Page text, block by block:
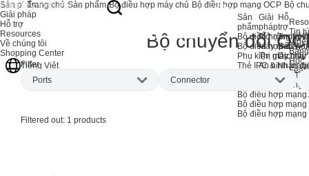
Sản
phẩm
Bộ điều hợp máy
Bộ điều hợp máy
Phụ kiện máy chủ
Thẻ IPC & Nhận
Thẻ máy trạm /
Sản phẩm ngừng
Bộ điều hợp mạng
Bộ điều hợp mạng
Bộ điều hợp
Giải
pháp
Mở rộng bộ
Máy chủ
Thị giác máy
An ninh
Hỗ
trợ
Trung
Câu
Dịch vụ
Tin
Học
Sản phẩm
Giải pháp
Hỗ trợ
Resources
Về chúng tôi
Shopping Center
Tiếng Việt
Trang chủ Sản phẩm Bộ điều hợp máy chủ Bộ điều hợp mạng OCP Bộ
Bộ chuyển đổi
Filter
Ports
Dual-port (1)
Connector
Filtered out: 1 products